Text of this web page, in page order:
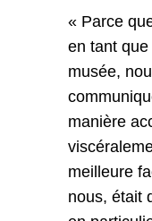
« Parce
en tant
musée,
manière
meilleure
nous, était